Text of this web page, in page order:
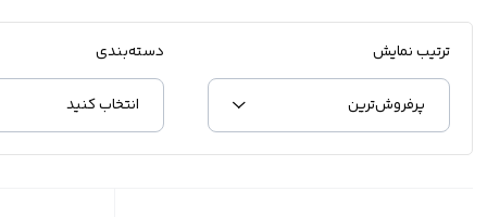
ترتیب نمایش
پرفروش‌‌ترین
دسته‌بندی
انتخاب کنید